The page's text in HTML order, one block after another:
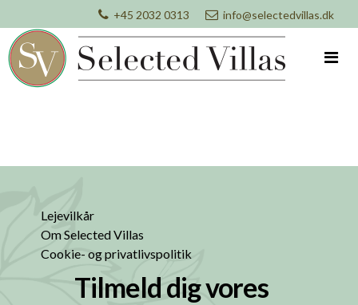
+45 2032 0313 info@selectedvillas.dk
Lejevilkår
Om Selected Villas
Cookie- og privatlivspolitik
Tilmeld dig vores